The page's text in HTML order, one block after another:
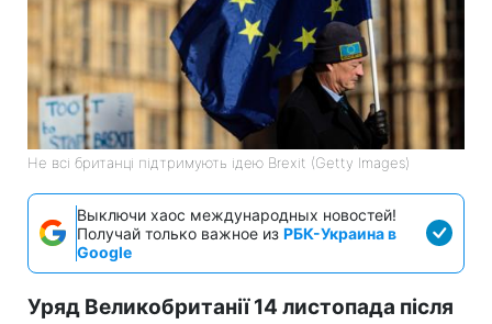
Не всі британці підтримують ідею Brexit (Getty Images)
Выключи хаос международных новостей!
Получай только важное из РБК-Украина в
Google
Уряд Великобританії 14 листопада після